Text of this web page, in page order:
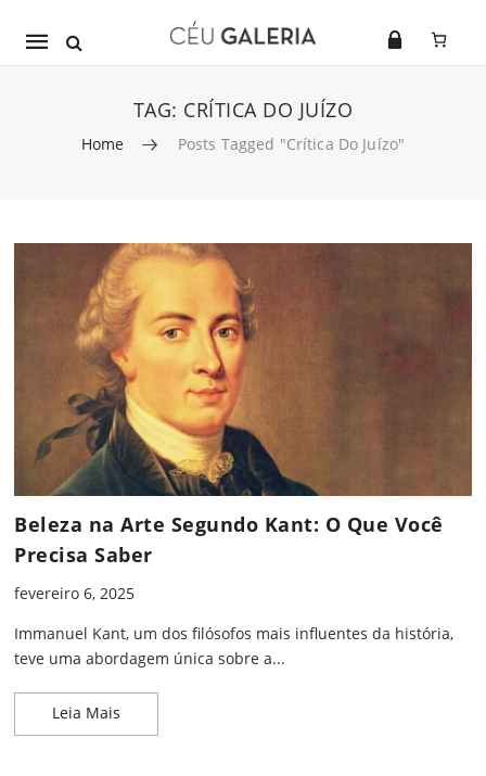
Mobile
TAG: CRÍTICA DO JUÍZO
Home Posts Tagged "Crítica Do Juízo"
Skip to content
Beleza na Arte Segundo Kant: O Que Você
Precisa Saber
fevereiro 6, 2025
Immanuel Kant, um dos filósofos mais influentes da história,
teve uma abordagem única sobre a...
Leia Mais